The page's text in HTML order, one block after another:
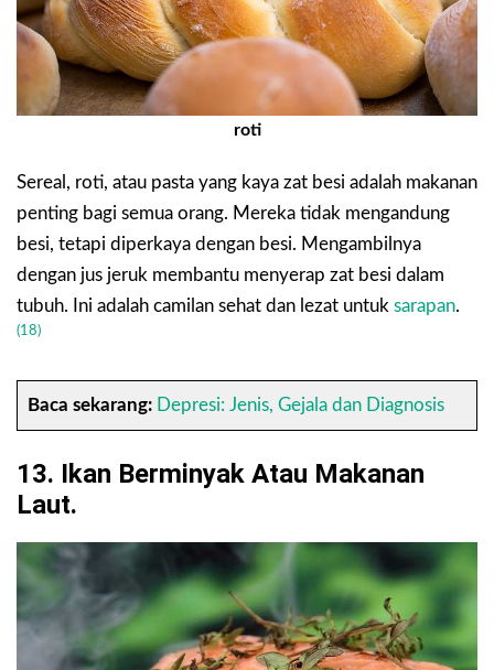
roti
Sereal, roti, atau pasta yang kaya zat besi adalah makanan
penting bagi semua orang. Mereka tidak mengandung
besi, tetapi diperkaya dengan besi. Mengambilnya
dengan jus jeruk membantu menyerap zat besi dalam
tubuh. Ini adalah camilan sehat dan lezat untuk sarapan.
(18)
Baca sekarang: Depresi: Jenis, Gejala dan Diagnosis
13. Ikan Berminyak Atau Makanan
Laut.